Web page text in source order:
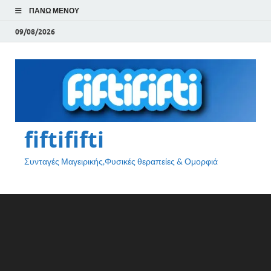
ΠΆΝΩ ΜΕΝΟΎ
09/08/2026
fiftififti
Συνταγές Μαγειρικής,Φυσικές θεραπείες & Ομορφιά